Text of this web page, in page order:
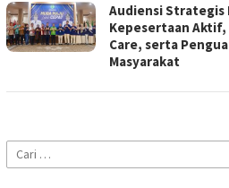
Audiensi Strategis
Kepesertaan Aktif,
Care, serta
Masyarakat
Cari
untuk: